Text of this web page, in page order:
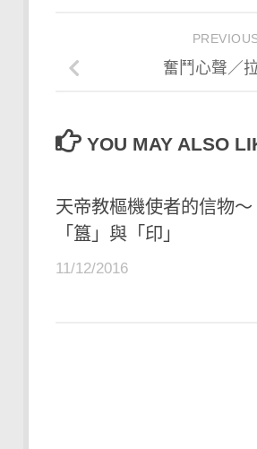
奮鬥心聲／
YOU MAY ALSO
天帝教樞機使者的信物～
「簋」與「印」
11/12/2016